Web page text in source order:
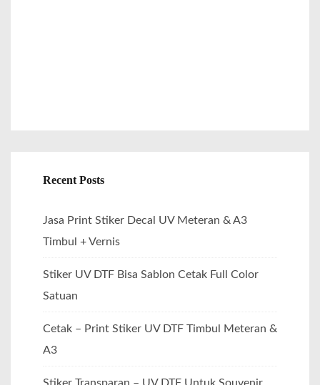
Recent Posts
Jasa Print Stiker Decal UV Meteran & A3
Timbul + Vernis
Stiker UV DTF Bisa Sablon Cetak Full Color
Satuan
Cetak – Print Stiker UV DTF Timbul Meteran &
A3